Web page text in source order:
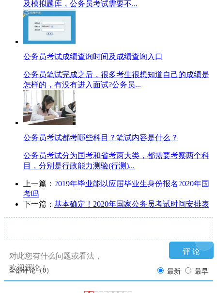
及模拟题库，公务员考试需要不...
公务员考试成绩查询时间及成绩查询入口
公务员笔试完成之后，很多考生很想知道自己的成绩是
怎样的，有没有进入面试?公务员...
公务员考试都考哪些科目？笔试内容是什么？
公务员考试分为国考和省考两大类，都需要考察两个科
目，分别是行政能力测验(行测)...
上一篇： 2019年毕业能以应届毕业生身份报名2020年国
考吗
下一篇： 基本确定！2020年国家公务员考试时间安排表
对此您有什么问题或看法，
欢迎评论！
全部评论（0） 最新 最早